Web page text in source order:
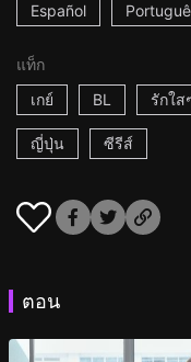
Español
แท็ก
เกย์
BL รักใส
ญี่ปุ่น ซีรีส์
ตอน